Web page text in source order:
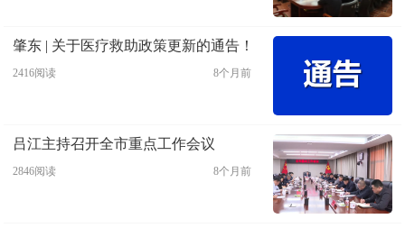
肇东 | 关于医疗救助政策更新的通告！
2416阅读 8个月前
吕江主持召开全市重点工作会议
2846阅读 8个月前